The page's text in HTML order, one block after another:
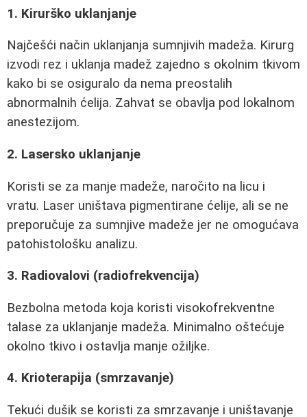
1. Kirurško uklanjanje
Najčešći način uklanjanja sumnjivih madeža. Kirurg
izvodi rez i uklanja madež zajedno s okolnim tkivom
kako bi se osiguralo da nema preostalih
abnormalnih ćelija. Zahvat se obavlja pod lokalnom
anestezijom.
2. Lasersko uklanjanje
Koristi se za manje madeže, naročito na licu i
vratu. Laser uništava pigmentirane ćelije, ali se ne
preporučuje za sumnjive madeže jer ne omogućava
patohistološku analizu.
3. Radiovalovi (radiofrekvencija)
Bezbolna metoda koja koristi visokofrekventne
talase za uklanjanje madeža. Minimalno oštećuje
okolno tkivo i ostavlja manje ožiljke.
4. Krioterapija (smrzavanje)
Tekući dušik se koristi za smrzavanje i uništavanje